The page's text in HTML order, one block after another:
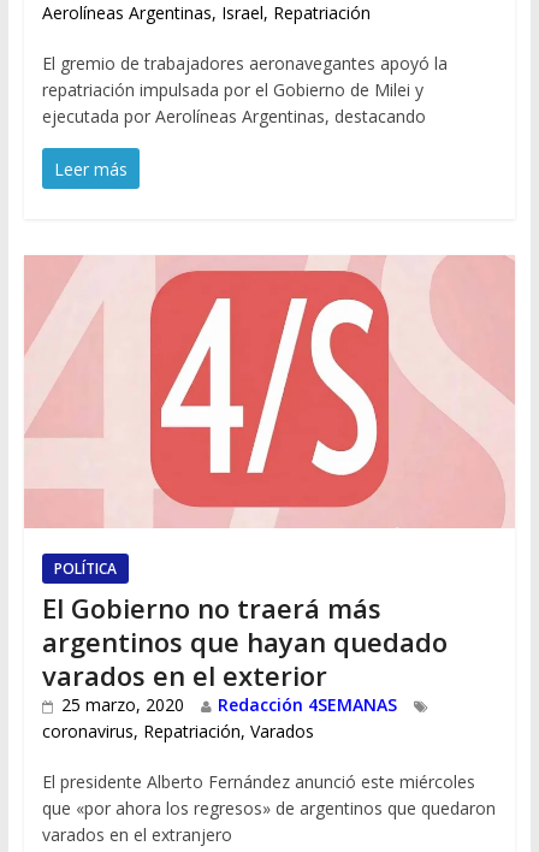
Aerolíneas Argentinas, Israel, Repatriación
El gremio de trabajadores aeronavegantes apoyó la
repatriación impulsada por el Gobierno de Milei y
ejecutada por Aerolíneas Argentinas, destacando
Leer más
POLÍTICA
El Gobierno no traerá más
argentinos que hayan quedado
varados en el exterior
25 marzo, 2020
Redacción 4SEMANAS
coronavirus, Repatriación, Varados
El presidente Alberto Fernández anunció este miércoles
que «por ahora los regresos» de argentinos que quedaron
varados en el extranjero